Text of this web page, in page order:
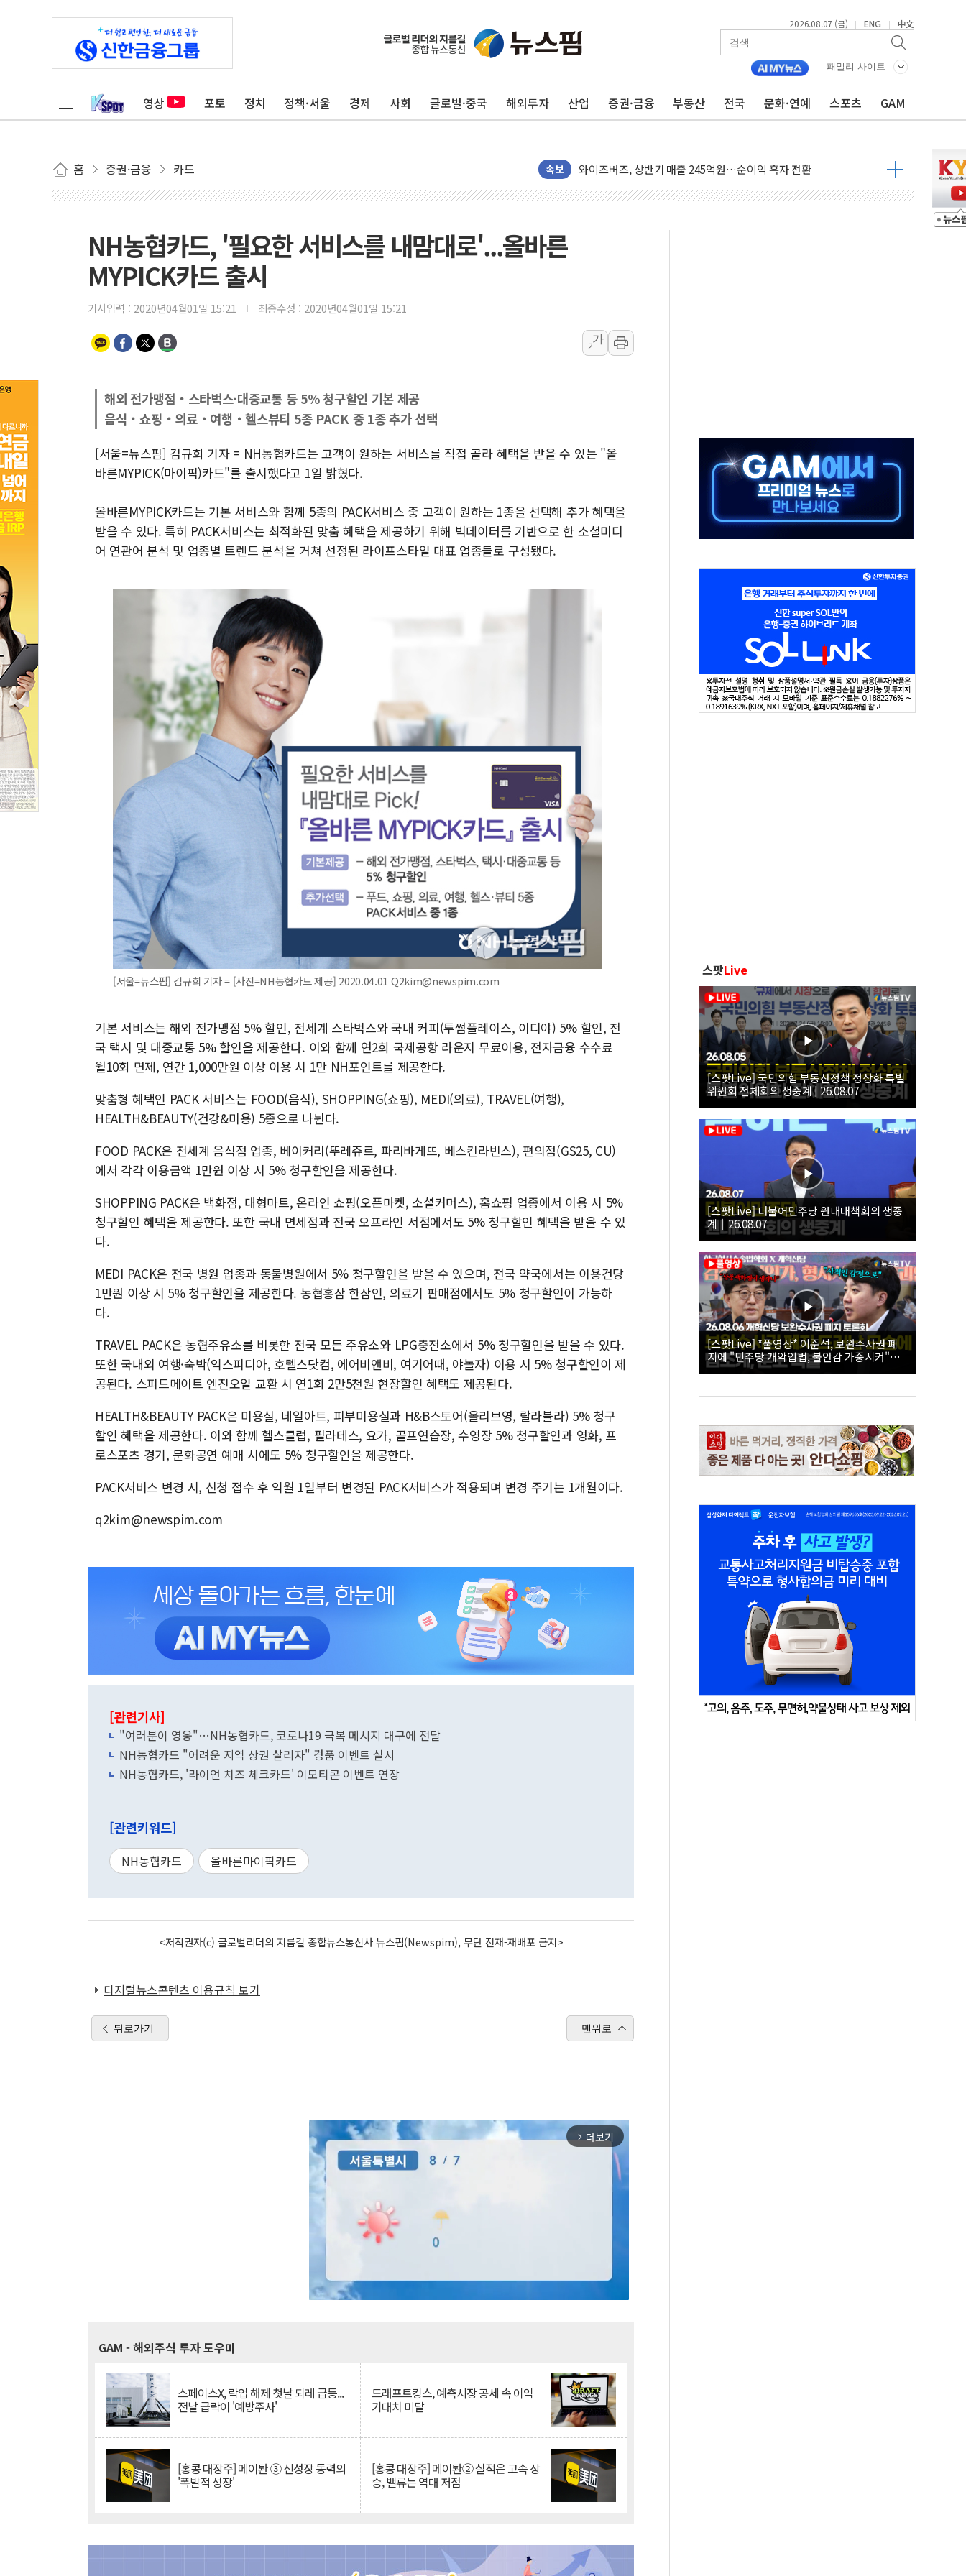
2026.08.07 (금) | ENG | 中文
패밀리 사이트
영상 포토 정치 정책·서울 경제 사회 글로벌·중국 해외투자 산업 증권·금융 부동산 전국 문화·연예 스포츠 GAM
홈 증권·금융 카드 속보
AIA그룹, 12년 연속 MDRT 회원 수 세계 1위…국내 회원 34% 증가
[컨콜] 네이버, 멤버십 연계 배송 혜택 강화...새벽 배송 도입 예정
[컨콜] 네이버 AI탭, 올해 안으로 부동산과 건강까지 영역 확장 예정
와이즈버즈, 상반기 매출 245억원…순이익 흑자 전환
배준영 의원 "거주 사용 형태에 따른 중과세는 과세 원칙 어긋나"
[컨콜] 네이버, "엔비디아와 공고한 파트너십 이어갈 예정"
벤처업계 "정부 세제개편안 환영...RSU 세제지원 긍정 검토되길"
최영근 한국전광 대표, ESG경영대상 환경부분 최우수상 수상
BMW코리아, 8월 한정판 3종 출시…총 89대 온라인 판매
한온시스템, 캐나다서 1000만 달러 지원…전동 컴프레서 생산 확대
NH농협카드, '필요한 서비스를 내맘대로'...올바른
MYPICK카드 출시
기사입력 : 2020년04월01일 15:21 최종수정 : 2020년04월01일 15:21
가
가
해외 전가맹점‧스타벅스·대중교통 등 5% 청구할인 기본 제공
음식‧쇼핑‧의료‧여행‧헬스뷰티 5종 PACK 중 1종 추가 선택
[서울=뉴스핌] 김규희 기자 = NH농협카드는 고객이 원하는 서비스를 직접 골라 혜택을 받을 수 있는 "올
바른MYPICK(마이픽)카드"를 출시했다고 1일 밝혔다.
올바른MYPICK카드는 기본 서비스와 함께 5종의 PACK서비스 중 고객이 원하는 1종을 선택해 추가 혜택을
받을 수 있다. 특히 PACK서비스는 최적화된 맞춤 혜택을 제공하기 위해 빅데이터를 기반으로 한 소셜미디
어 연관어 분석 및 업종별 트렌드 분석을 거쳐 선정된 라이프스타일 대표 업종들로 구성됐다.
[서울=뉴스핌] 김규희 기자 = [사진=NH농협카드 제공] 2020.04.01 Q2kim@newspim.com
기본 서비스는 해외 전가맹점 5% 할인, 전세계 스타벅스와 국내 커피(투썸플레이스, 이디야) 5% 할인, 전
국 택시 및 대중교통 5% 할인을 제공한다. 이와 함께 연2회 국제공항 라운지 무료이용, 전자금융 수수료
월10회 면제, 연간 1,000만원 이상 이용 시 1만 NH포인트를 제공한다.
맞춤형 혜택인 PACK 서비스는 FOOD(음식), SHOPPING(쇼핑), MEDI(의료), TRAVEL(여행),
HEALTH&BEAUTY(건강&미용) 5종으로 나뉜다.
FOOD PACK은 전세계 음식점 업종, 베이커리(뚜레쥬르, 파리바게뜨, 베스킨라빈스), 편의점(GS25, CU)
에서 각각 이용금액 1만원 이상 시 5% 청구할인을 제공한다.
SHOPPING PACK은 백화점, 대형마트, 온라인 쇼핑(오픈마켓, 소셜커머스), 홈쇼핑 업종에서 이용 시 5%
청구할인 혜택을 제공한다. 또한 국내 면세점과 전국 오프라인 서점에서도 5% 청구할인 혜택을 받을 수 있
다.
MEDI PACK은 전국 병원 업종과 동물병원에서 5% 청구할인을 받을 수 있으며, 전국 약국에서는 이용건당
1만원 이상 시 5% 청구할인을 제공한다. 농협홍삼 한삼인, 의료기 판매점에서도 5% 청구할인이 가능하
다.
TRAVEL PACK은 농협주유소를 비롯한 전국 모든 주유소와 LPG충전소에서 5% 청구할인을 받을 수 있다.
또한 국내외 여행·숙박(익스피디아, 호텔스닷컴, 에어비앤비, 여기어때, 야놀자) 이용 시 5% 청구할인이 제
공된다. 스피드메이트 엔진오일 교환 시 연1회 2만5천원 현장할인 혜택도 제공된다.
HEALTH&BEAUTY PACK은 미용실, 네일아트, 피부미용실과 H&B스토어(올리브영, 랄라블라) 5% 청구
할인 혜택을 제공한다. 이와 함께 헬스클럽, 필라테스, 요가, 골프연습장, 수영장 5% 청구할인과 영화, 프
로스포츠 경기, 문화공연 예매 시에도 5% 청구할인을 제공한다.
PACK서비스 변경 시, 신청 접수 후 익월 1일부터 변경된 PACK서비스가 적용되며 변경 주기는 1개월이다.
q2kim@newspim.com
[관련기사]
"여러분이 영웅"…NH농협카드, 코로나19 극복 메시지 대구에 전달
NH농협카드 "어려운 지역 상권 살리자" 경품 이벤트 실시
NH농협카드, '라이언 치즈 체크카드' 이모티콘 이벤트 연장
[관련키워드]
NH농협카드 올바른마이픽카드
<저작권자(c) 글로벌리더의 지름길 종합뉴스통신사 뉴스핌(Newspim), 무단 전재-재배포 금지>
디지털뉴스콘텐츠 이용규칙 보기
뒤로가기 맨위로
arrow_forward_ios 더보기
GAM - 해외주식 투자 도우미
스페이스X, 락업 해제 첫날 되레 급등...
전날 급락이 '예방주사'
드래프트킹스, 예측시장 공세 속 이익
기대치 미달
[홍콩 대장주] 메이퇀 ③ 신성장 동력의
'폭발적 성장'
[홍콩 대장주] 메이퇀② 실적은 고속 상
승, 밸류는 역대 저점
스팟Live
[스팟Live] 국민의힘 부동산정책 정상화 특별
위원회 전체회의 생중계 | 26.08.07
[스팟Live] 더불어민주당 원내대책회의 생중
계｜26.08.07
[스팟Live] *풀영상* 이준석, 보완수사권 폐
지에 "민주당 개악입법, 불안감 가중시켜"｜
26.08.06 개혁신당 보완수사권 폐지 토론회